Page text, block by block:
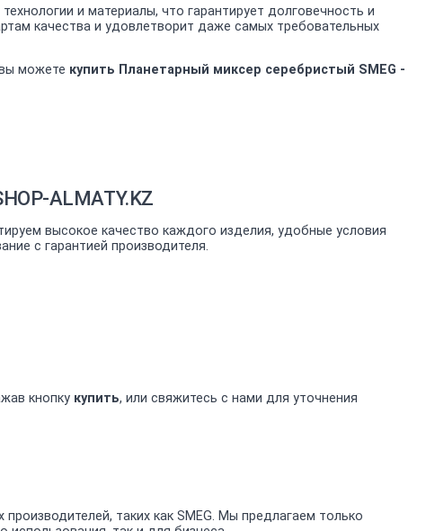
и материалы, что гарантирует долговечность и
качества и удовлетворит даже самых требовательных
можете купить Планетарный миксер серебристый SMEG -
ALMATY.KZ
высокое качество каждого изделия, удобные условия
с гарантией производителя.
кнопку купить, или свяжитесь с нами для уточнения
таких как SMEG. Мы предлагаем только